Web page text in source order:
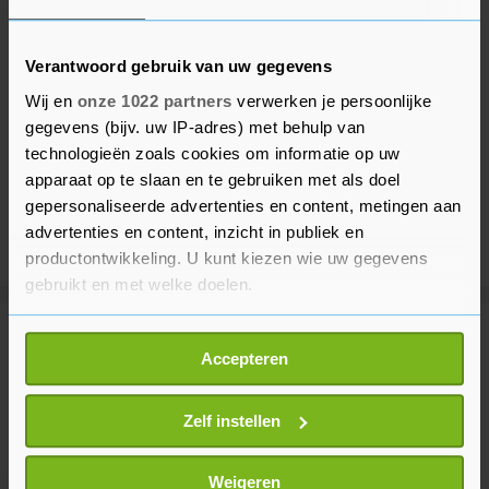
Verantwoord gebruik van uw gegevens
Wij en onze 1022 partners verwerken je persoonlijke
gegevens (bijv. uw IP-adres) met behulp van
technologieën zoals cookies om informatie op uw
apparaat op te slaan en te gebruiken met als doel
gepersonaliseerde advertenties en content, metingen aan
advertenties en content, inzicht in publiek en
productontwikkeling. U kunt kiezen wie uw gegevens
gebruikt en met welke doelen.
Als u het toestaat, willen we ook graag:
Informatie verzamelen over uw geografische
locatie, die tot een paar meter nauwkeurig kan zijn
Uw apparaat identificeren door het actief te
scannen op specifieke eigenschappen (fingerprinting)
Lees meer over hoe uw persoonlijke gegevens worden
Accepteren
Zelf instellen
Weigeren
Derde EK-goud Schilder bij
kogelstoten, weer zilver Van
Klinken